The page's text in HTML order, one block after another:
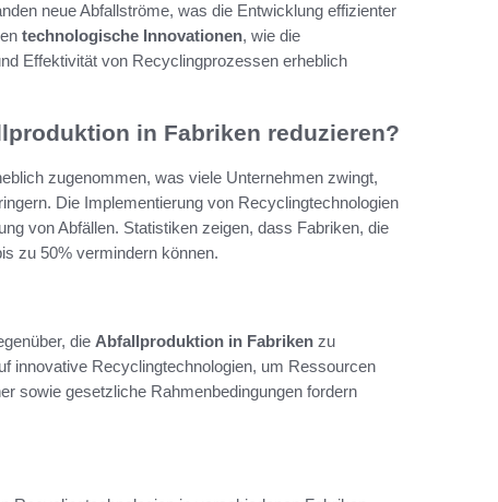
neue Abfallströme, was die Entwicklung effizienter
technologische Innovationen, wie die
Effektivität von Recyclingprozessen erheblich
in Fabriken reduzieren?
zugenommen, was viele Unternehmen zwingt,
Die Implementierung von Recyclingtechnologien
von Abfällen. Statistiken zeigen, dass Fabriken, die
zu 50% vermindern können.
die Abfallproduktion in Fabriken zu
innovative Recyclingtechnologien, um Ressourcen
sowie gesetzliche Rahmenbedingungen fordern